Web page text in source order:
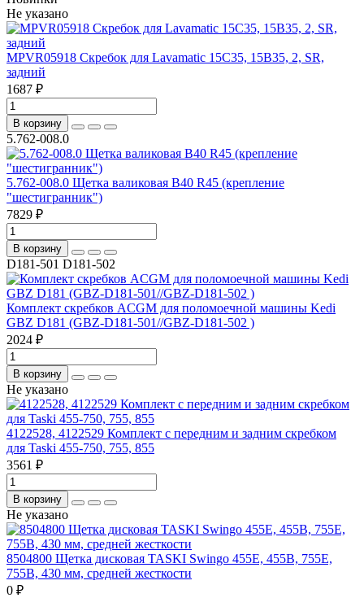
Не указано
MPVR05918 Скребок для Lavamatic 15C35, 15B35, 2, SR,
задний
1687 ₽
В корзину
5.762-008.0
5.762-008.0 Щетка валиковая B40 R45 (крепление
"шестигранник")
7829 ₽
В корзину
D181-501 D181-502
Комплект скребков ACGM для поломоечной машины Kedi
GBZ D181 (GBZ-D181-501//GBZ-D181-502 )
2024 ₽
В корзину
Не указано
4122528, 4122529 Комплект с передним и задним скребком
для Taski 455-750, 755, 855
3561 ₽
В корзину
Не указано
8504800 Щетка дисковая TASKI Swingo 455E, 455B, 755E,
755B, 430 мм, средней жесткости
0 ₽